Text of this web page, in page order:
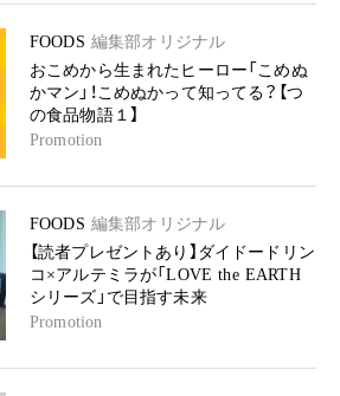
FOODS 編集部オリジナル
おこめから生まれたヒーロー「こめぬ
かマン」！こめぬかって知ってる？【つ
の食品物語１】
Promotion
FOODS 編集部オリジナル
【読者プレゼントあり】ダイドードリン
コ×アルテミラが「LOVE the EARTH
シリーズ」で目指す未来
Promotion